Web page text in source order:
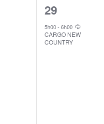
1
event,
29
5h00- 6h00
CARGO NEW
COUNTRY